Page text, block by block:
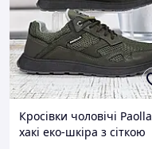
Кросівки чоловічі Paolla
хакі еко-шкіра з сіткою